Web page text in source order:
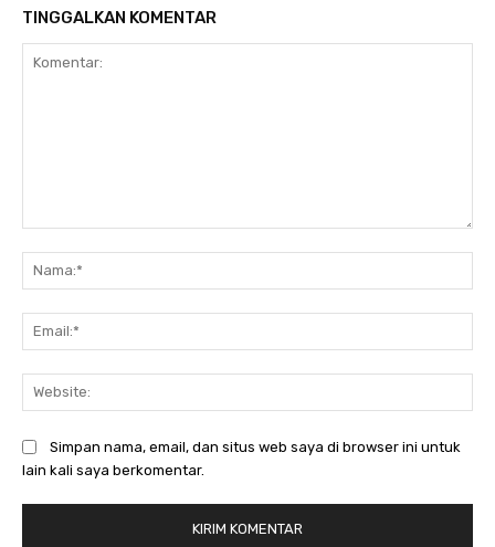
TINGGALKAN KOMENTAR
Simpan nama, email, dan situs web saya di browser ini untuk
lain kali saya berkomentar.